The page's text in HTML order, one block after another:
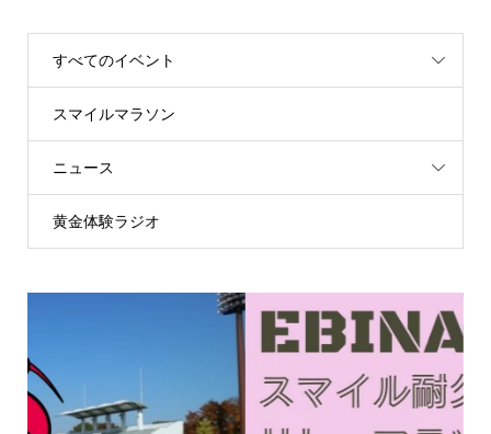
すべてのイベント
スマイルマラソン
ニュース
黄金体験ラジオ